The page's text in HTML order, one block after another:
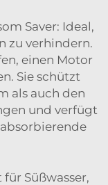
Saver: Ideal,
zu verhindern.
einen Motor
Sie schützt
als auch den
und verfügt
Süßwasser,